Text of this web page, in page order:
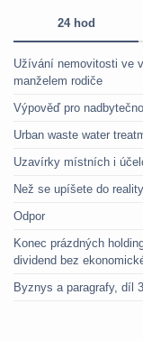
24 hod
Užívání nemovitosti ve
manželem rodiče
Výpověď pro
Urban waste water
Uzavírky místních i
Než se upíšete do
Odpor
Konec prázdných
dividend bez
Byznys a paragrafy, díl